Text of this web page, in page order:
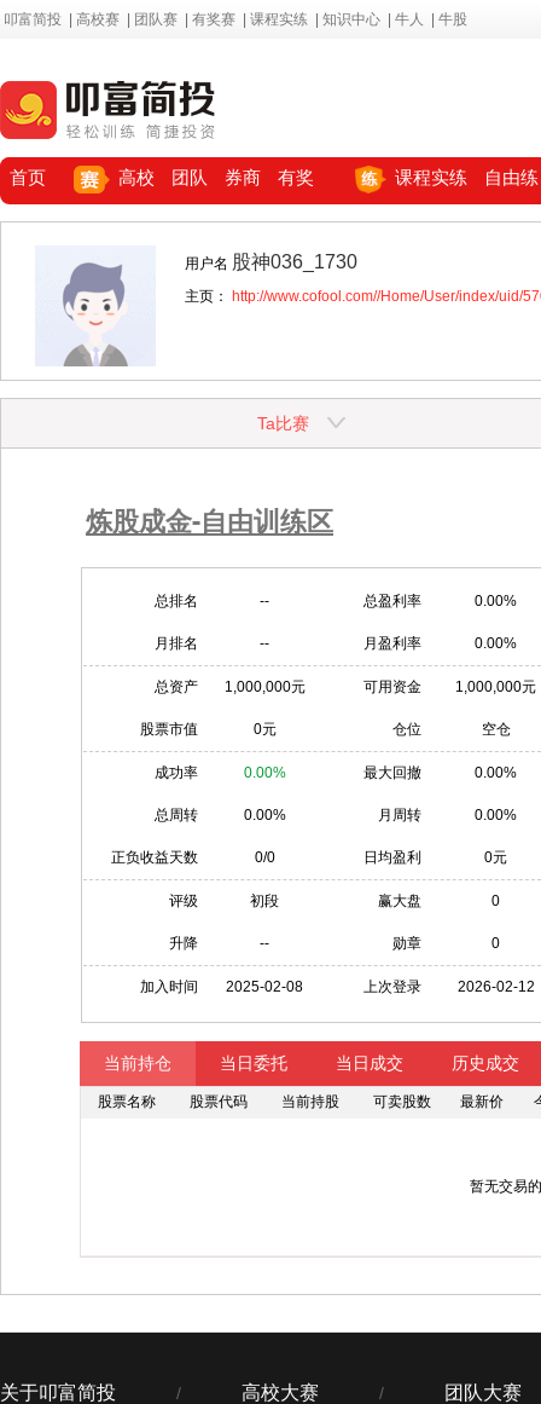
叩富简投 高校赛 团队赛 有奖赛 课程实练 知识中心 牛人 牛股
首页 高校 团队 券商 有奖 课程实练 自由练
用户名 股神036_1730
主页： http://www.cofool.com//Home/User/index/uid/
Ta比赛
炼股成金-自由训练区
总排名 -- 总盈利率 0.00%
月排名 -- 月盈利率 0.00%
总资产 1,000,000元 可用资金 1,000,000元
股票市值 0元 仓位 空仓
成功率 0.00% 最大回撤 0.00%
总周转 0.00% 月周转 0.00%
正负收益天数 0/0 日均盈利 0元
评级 初段 赢大盘 0
升降 -- 勋章 0
加入时间 2025-02-08 上次登录 2026-02-12
当前持仓 当日委托 当日成交 历史成交
股票名称 股票代码 当前持股 可卖股数 最新价
暂无交易
关于叩富简投 / 高校大赛 / 团队大赛